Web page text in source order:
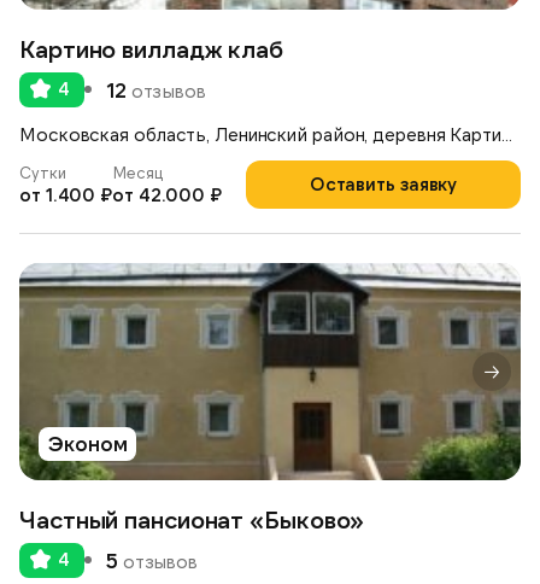
Картино вилладж клаб
4 12 отзывов
Оставить заявку
Сутки
от 1.400 ₽
Месяц
от 42.000 ₽
Эконом
Частный пансионат «Быково»
4 5 отзывов